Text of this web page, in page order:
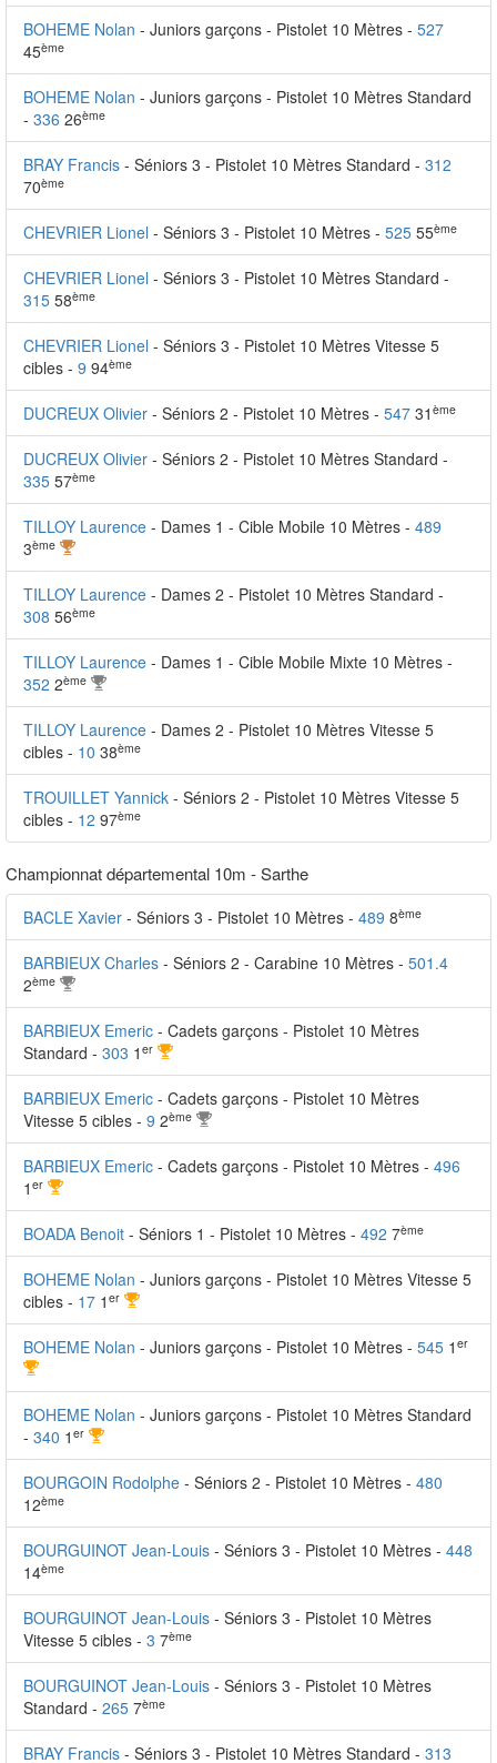
BOHEME Nolan - Juniors garçons - Pistolet 10 Mètres - 527
45ème
BOHEME Nolan - Juniors garçons - Pistolet 10 Mètres Standard
- 336 26ème
BRAY Francis - Séniors 3 - Pistolet 10 Mètres Standard - 312
70ème
CHEVRIER Lionel - Séniors 3 - Pistolet 10 Mètres - 525 55ème
CHEVRIER Lionel - Séniors 3 - Pistolet 10 Mètres Standard -
315 58ème
CHEVRIER Lionel - Séniors 3 - Pistolet 10 Mètres Vitesse 5
cibles - 9 94ème
DUCREUX Olivier - Séniors 2 - Pistolet 10 Mètres - 547 31 ème
DUCREUX Olivier - Séniors 2 - Pistolet 10 Mètres Standard -
335 57ème
TILLOY Laurence - Dames 1 - Cible Mobile 10 Mètres - 489
3ème
TILLOY Laurence - Dames 2 - Pistolet 10 Mètres Standard -
308 56ème
TILLOY Laurence - Dames 1 - Cible Mobile Mixte 10 Mètres -
352 2ème
TILLOY Laurence - Dames 2 - Pistolet 10 Mètres Vitesse 5
cibles - 10 38ème
TROUILLET Yannick - Séniors 2 - Pistolet 10 Mètres Vitesse 5
cibles - 12 97ème
Championnat départemental 10m - Sarthe
BACLE Xavier - Séniors 3 - Pistolet 10 Mètres - 489 8ème
BARBIEUX Charles - Séniors 2 - Carabine 10 Mètres - 501.4
2ème
BARBIEUX Emeric - Cadets garçons - Pistolet 10 Mètres
Standard - 303 1 er
BARBIEUX Emeric - Cadets garçons - Pistolet 10 Mètres
Vitesse 5 cibles - 9 2ème
BARBIEUX Emeric - Cadets garçons - Pistolet 10 Mètres - 496
1 er
BOADA Benoit - Séniors 1 - Pistolet 10 Mètres - 492 7ème
BOHEME Nolan - Juniors garçons - Pistolet 10 Mètres Vitesse 5
cibles - 17 1 er
BOHEME Nolan - Juniors garçons - Pistolet 10 Mètres - 545 1 er
BOHEME Nolan - Juniors garçons - Pistolet 10 Mètres Standard
- 340 1 er
BOURGOIN Rodolphe - Séniors 2 - Pistolet 10 Mètres - 480
12ème
BOURGUINOT Jean-Louis - Séniors 3 - Pistolet 10 Mètres - 448
14ème
BOURGUINOT Jean-Louis - Séniors 3 - Pistolet 10 Mètres
Vitesse 5 cibles - 3 7ème
BOURGUINOT Jean-Louis - Séniors 3 - Pistolet 10 Mètres
Standard - 265 7ème
BRAY Francis - Séniors 3 - Pistolet 10 Mètres Standard - 313